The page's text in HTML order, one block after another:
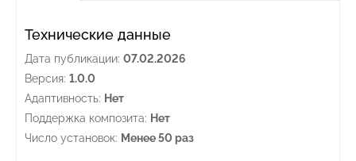
Технические данные
Дата публикации: 07.02.2026
Версия: 1.0.0
Адаптивность: Нет
Поддержка композита: Нет
Число установок: Менее 50 раз